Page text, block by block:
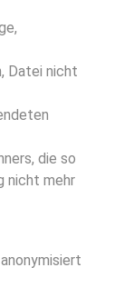
Datei nicht
die so
nicht mehr